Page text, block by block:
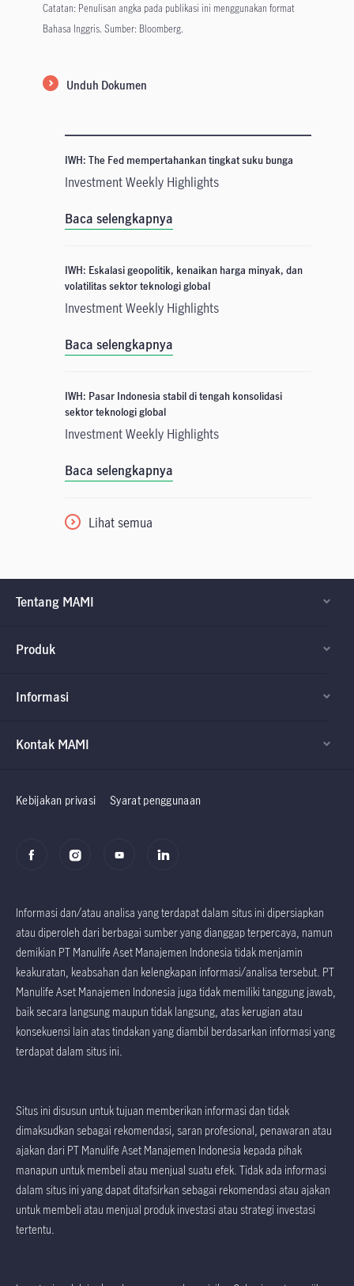
Catatan: Penulisan angka pada publikasi ini menggunakan format
Bahasa Inggris. Sumber: Bloomberg.
Unduh Dokumen
IWH: The Fed mempertahankan tingkat suku bunga
Investment Weekly Highlights
Baca selengkapnya
IWH: Eskalasi geopolitik, kenaikan harga minyak, dan
volatilitas sektor teknologi global
Investment Weekly Highlights
Baca selengkapnya
IWH: Pasar Indonesia stabil di tengah konsolidasi
sektor teknologi global
Investment Weekly Highlights
Baca selengkapnya
Lihat semua
Tentang MAMI
Produk
Informasi
Factsheet dan
Kontak MAMI
Kebijakan privasi Syarat penggunaan
Informasi dan/atau analisa yang terdapat dalam situs ini dipersiapkan
atau diperoleh dari berbagai sumber yang dianggap terpercaya, namun
demikian PT Manulife Aset Manajemen Indonesia tidak menjamin
keakuratan, keabsahan dan kelengkapan informasi/analisa tersebut. PT
Manulife Aset Manajemen Indonesia juga tidak memiliki tanggung jawab,
baik secara langsung maupun tidak langsung, atas kerugian atau
konsekuensi lain atas tindakan yang diambil berdasarkan informasi yang
terdapat dalam situs ini.
Situs ini disusun untuk tujuan memberikan informasi dan tidak
dimaksudkan sebagai rekomendasi, saran profesional, penawaran atau
ajakan dari PT Manulife Aset Manajemen Indonesia kepada pihak
manapun untuk membeli atau menjual suatu efek. Tidak ada informasi
dalam situs ini yang dapat ditafsirkan sebagai rekomendasi atau ajakan
untuk membeli atau menjual produk investasi atau strategi investasi
tertentu.